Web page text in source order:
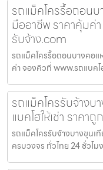
รถแม็คโครรื้อถอน
มืออาชีพ ราคาคุ้มค่
รับจ้าง.com
รถแม็คโครรื้อถอนบางคอ
ค่า จองคิวที่ www.รถแบค
รถแม็คโครรับจ้างบ
แบคโฮให้เช่า ราคาถูก
รถแม็คโครรับจ้างบางขุนเ
ครบวงจร ทั่วไทย 24 ชั่วโ